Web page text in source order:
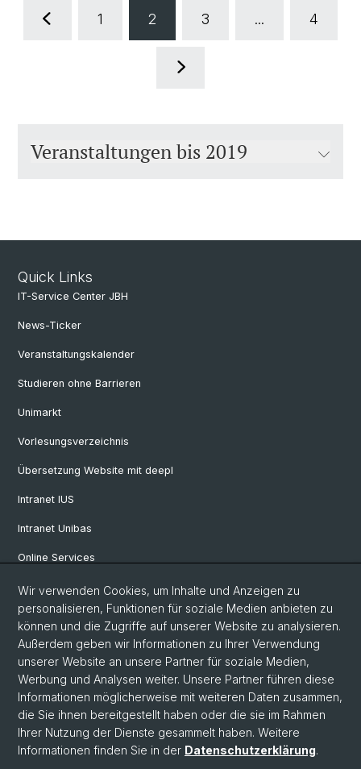
1 2 3 ... 4
Veranstaltungen bis 2019
Quick Links
IT-Service Center JBH
News-Ticker
Veranstaltungskalender
Studieren ohne Barrieren
Unimarkt
Vorlesungsverzeichnis
Übersetzung Website mit deepl
Intranet IUS
Intranet Unibas
Online Services
Social Media
Instagram
LinkedIn
TikTok
Wir verwenden Cookies, um Inhalte und Anzeigen zu
personalisieren, Funktionen für soziale Medien anbieten zu
können und die Zugriffe auf unserer Website zu analysieren.
Außerdem geben wir Informationen zu Ihrer Verwendung
unserer Website an unsere Partner für soziale Medien,
Werbung und Analysen weiter. Unsere Partner führen diese
Informationen möglicherweise mit weiteren Daten zusammen,
die Sie ihnen bereitgestellt haben oder die sie im Rahmen
Ihrer Nutzung der Dienste gesammelt haben. Weitere
Informationen finden Sie in der Datenschutzerklärung.